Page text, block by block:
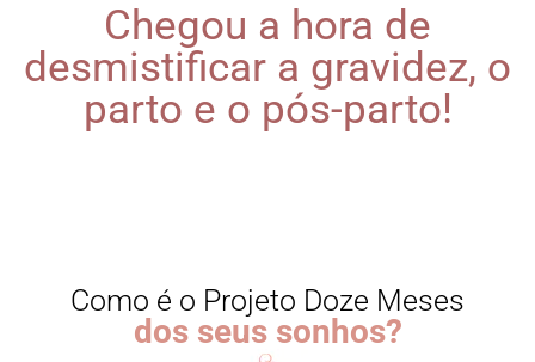
Chegou a hora de
desmistificar a gravidez, o
parto e o pós-parto!
Como é o Projeto Doze Meses
dos seus sonhos?